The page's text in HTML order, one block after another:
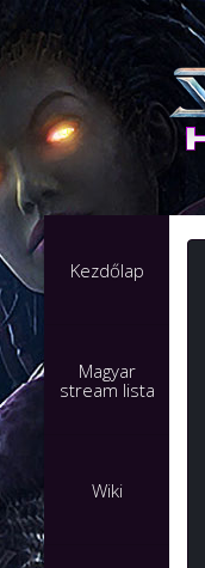
Kezdőlap
Magyar
stream lista
Wiki